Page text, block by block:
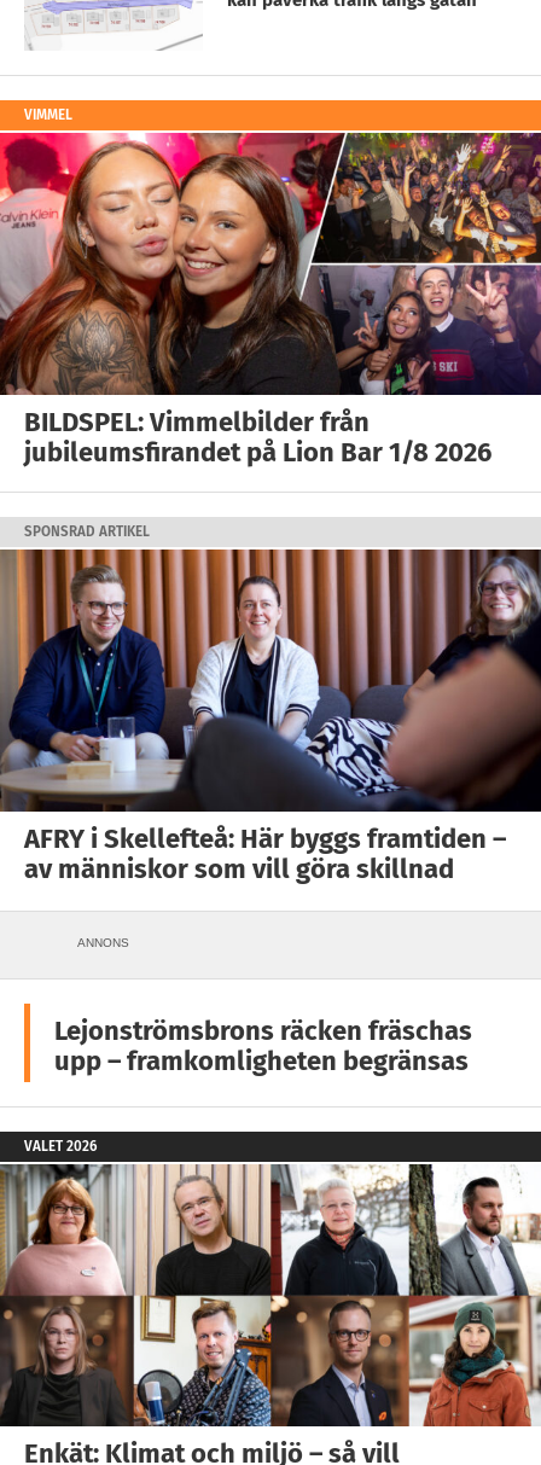
VIMMEL
BILDSPEL: Vimmelbilder från
jubileumsfirandet på Lion Bar 1/8 2026
SPONSRAD ARTIKEL
AFRY i Skellefteå: Här byggs framtiden –
av människor som vill göra skillnad
ANNONS
Lejonströmsbrons räcken fräschas
upp – framkomligheten begränsas
VALET 2026
Enkät: Klimat och miljö – så vill